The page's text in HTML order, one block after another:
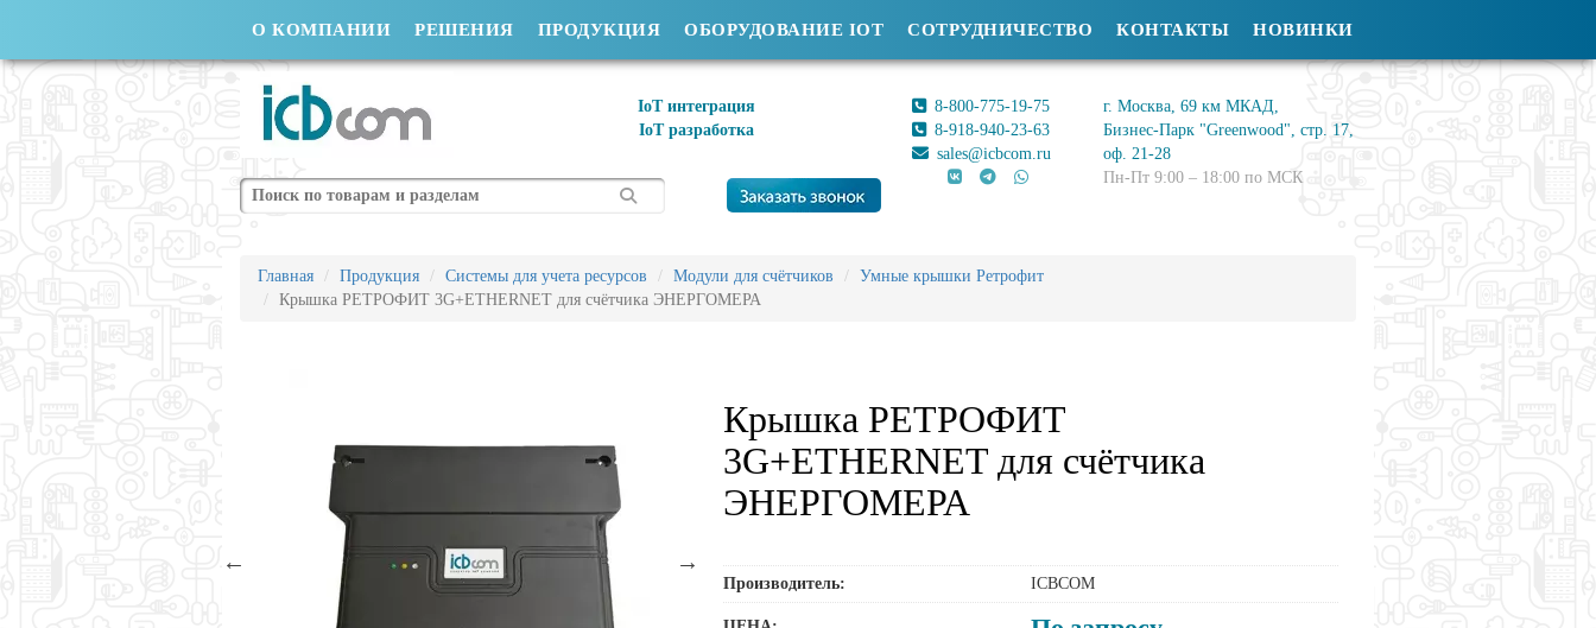
О КОМПАНИИ РЕШЕНИЯ ПРОДУКЦИЯ ОБОРУДОВАНИЕ IOT СОТРУДНИЧЕСТВО КОНТАКТЫ НОВИНКИ
IoT интеграция
IoT разработка
Поиск
8-800-775-19-75
8-918-940-23-63
sales@icbcom.ru
г. Москва, 69 км МКАД,
Бизнес-Парк "Greenwood", стр. 17,
оф. 21-28
Пн-Пт 9:00 – 18:00 по МСК
Главная Продукция Системы для учета ресурсов Модули для счётчиков
Умные крышки Ретрофит
Крышка РЕТРОФИТ 3G+ETHERNET для счётчика ЭНЕРГОМЕРА
Крышка РЕТРОФИТ
3G+ETHERNET для счётчика
ЭНЕРГОМЕРА
Производитель: ICBCOM